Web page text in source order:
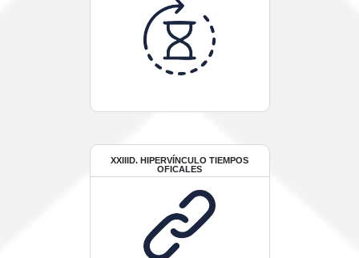
XXIIID. HIPERVÍNCULO TIEMPOS
OFICALES